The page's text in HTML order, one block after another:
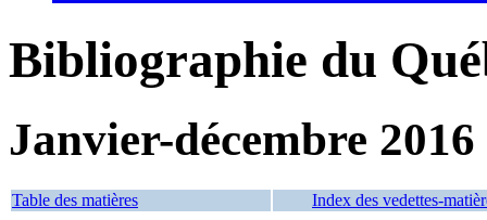
Bibliographie du
Janvier-décembre 2016
Table des matières Index des vedettes-